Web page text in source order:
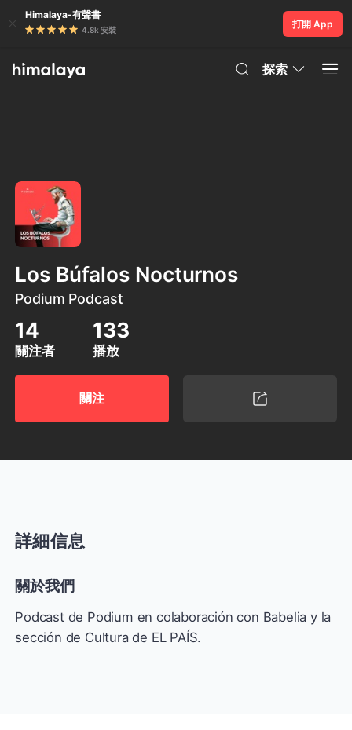
Himalaya-有聲書
4.8k 安裝
打開 App
探索
Los Búfalos Nocturnos
Podium Podcast
14
關注者
133
播放
關注
詳細信息
關於我們
Podcast de Podium en colaboración con Babelia y la
sección de Cultura de EL PAÍS.